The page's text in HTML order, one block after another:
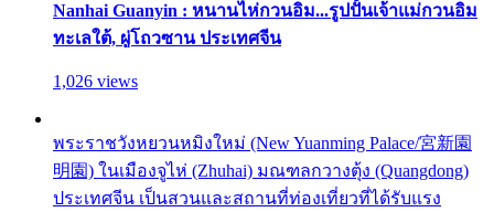
Nanhai Guanyin : หนานไห่กวนอิม...รูปปั้นเจ้าแม่กวนอิม
ทะเลใต้, ผู่โถวซาน ประเทศจีน
1,026 views
พระราชวังหยวนหมิงใหม่ (New Yuanming Palace/宮新園
明園) ในเมืองจูไห่ (Zhuhai) มณฑลกวางตุ้ง (Quangdong)
ประเทศจีน เป็นสวนและสถานที่ท่องเที่ยวที่ได้รับแรง